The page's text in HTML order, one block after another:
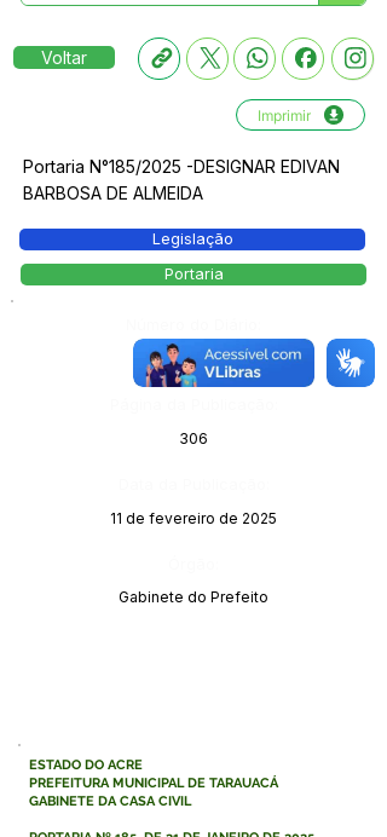
Voltar
Imprimir
Portaria N°185/2025 -DESIGNAR EDIVAN
BARBOSA DE ALMEIDA
Legislação
Portaria
13961
306
11 de fevereiro de 2025
Gabinete do Prefeito
ESTADO DO ACRE
PREFEITURA MUNICIPAL DE TARAUACÁ
GABINETE DA CASA CIVIL